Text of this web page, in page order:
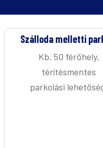
Szálloda melletti
Kb. 50 férőhely,
térítésmentes
parkolási